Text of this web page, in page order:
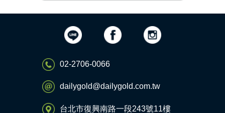
02-2706-0066
dailygold@dailygold.com.tw
台北市復興南路一段243號11樓